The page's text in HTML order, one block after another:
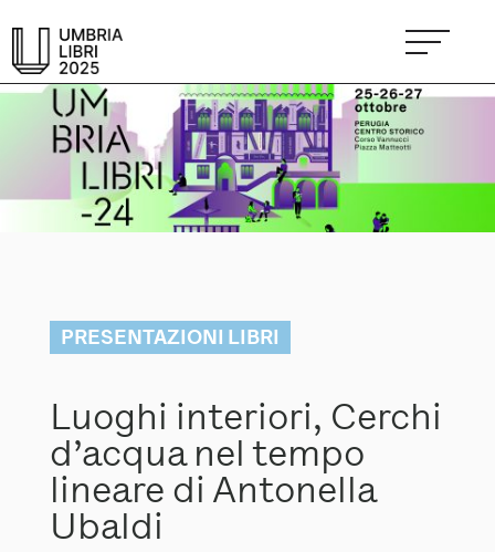
PRESENTAZIONI LIBRI
Luoghi interiori, Cerchi
d’acqua nel tempo
lineare di Antonella
Ubaldi